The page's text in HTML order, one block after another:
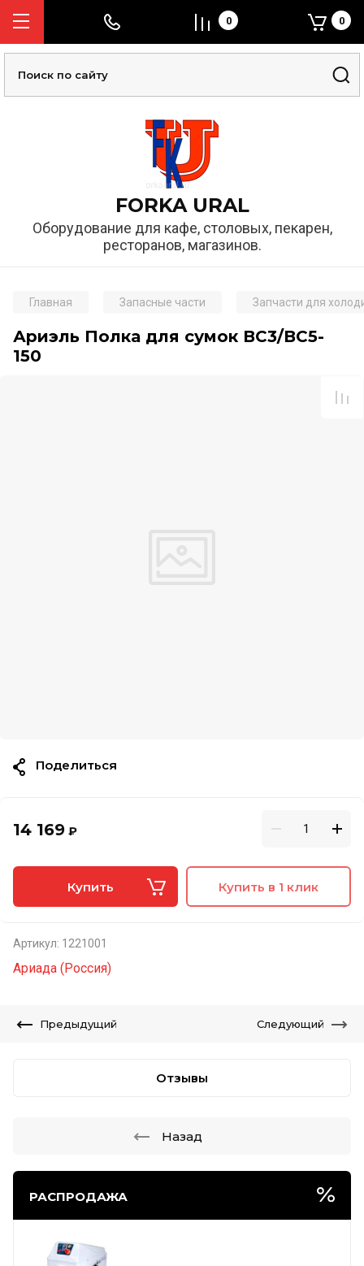
FORKA URAL
Оборудование для кафе, столовых, пекарен,
ресторанов, магазинов.
0 0
РАСПРОДАЖА
Главная Запасные части Запчасти для
Ариэль Полка для сумок ВС3/ВС5-
150
14 169 ₽
Купить Купить в 1 клик
Артикул: 1221001
Ариада (Россия)
Поделиться
Предыдущий Следующий
Отзывы
Назад